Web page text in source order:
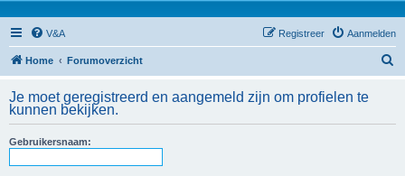
V&A Aanmelden
Registreer
Home Forumoverzicht
k
Je moet geregistreerd en aangemeld zijn om profielen te
kunnen bekijken.
Gebruikersnaam: